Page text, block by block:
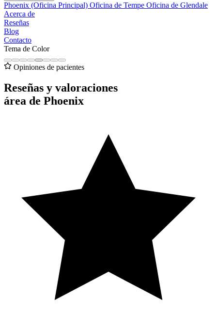
Phoenix (Oficina Principal) Oficina de Tempe Oficina de Glendale
Acerca de
Reseñas
Blog
Contacto
Tema de Color
Opiniones de pacientes
Reseñas y valoraciones
área de Phoenix